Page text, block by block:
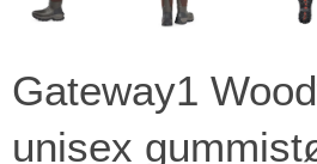
Gateway1
unisex